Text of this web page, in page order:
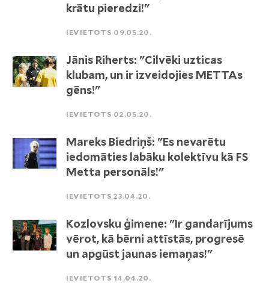
krātu pieredzi!"
IEVIETOTS 09.05.20.
Jānis Riherts: "Cilvēki uzticas
klubam, un ir izveidojies METTAs
gēns!"
IEVIETOTS 02.05.20.
Mareks Biedriņš: "Es nevarētu
iedomāties labāku kolektīvu kā FS
Metta personāls!"
IEVIETOTS 23.04.20.
Kozlovsku ģimene: "Ir gandarījums
vērot, kā bērni attīstās, progresē
un apgūst jaunas iemaņas!"
IEVIETOTS 14.04.20.